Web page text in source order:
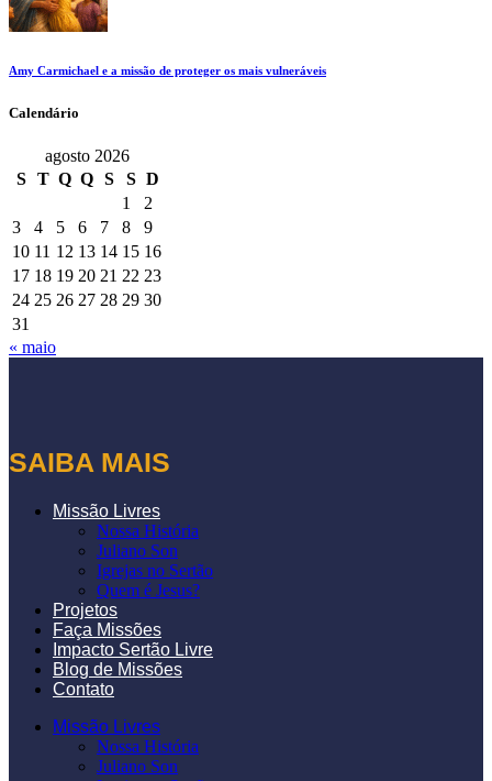
Amy Carmichael e a missão de proteger os mais vulneráveis
Calendário
agosto 2026
S
T Q Q S S D
1
2
3
4 5 6 7 8
9
10 11 12 13 14 15 16
17 18 19 20 21 22 23
24 25 26 27 28 29 30
31
« maio
SAIBA MAIS
Missão Livres
Nossa História
Juliano Son
Igrejas no Sertão
Quem é Jesus?
Projetos
Faça Missões
Impacto Sertão Livre
Blog de Missões
Contato
Missão Livres
Nossa História
Juliano Son